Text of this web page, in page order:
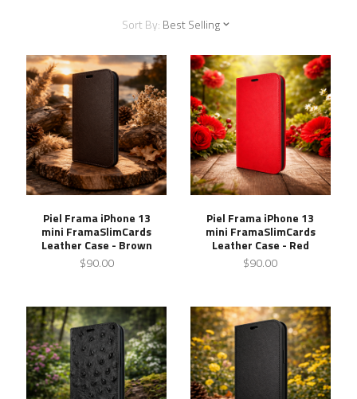
Sort By: Best Selling
Piel Frama iPhone 13
mini FramaSlimCards
Leather Case - Brown
$90.00
Piel Frama iPhone 13
mini FramaSlimCards
Leather Case - Red
$90.00